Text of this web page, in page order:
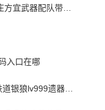
终末地庄方宜养成攻略-明日方舟终末地庄方宜武器配队带什么
入口在哪
崩坏星穹铁道银狼Lv999攻略-崩坏星穹铁道银狼lv999遗器词条带什么